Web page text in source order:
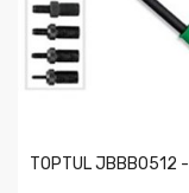
TOPTUL JBBB0512 -